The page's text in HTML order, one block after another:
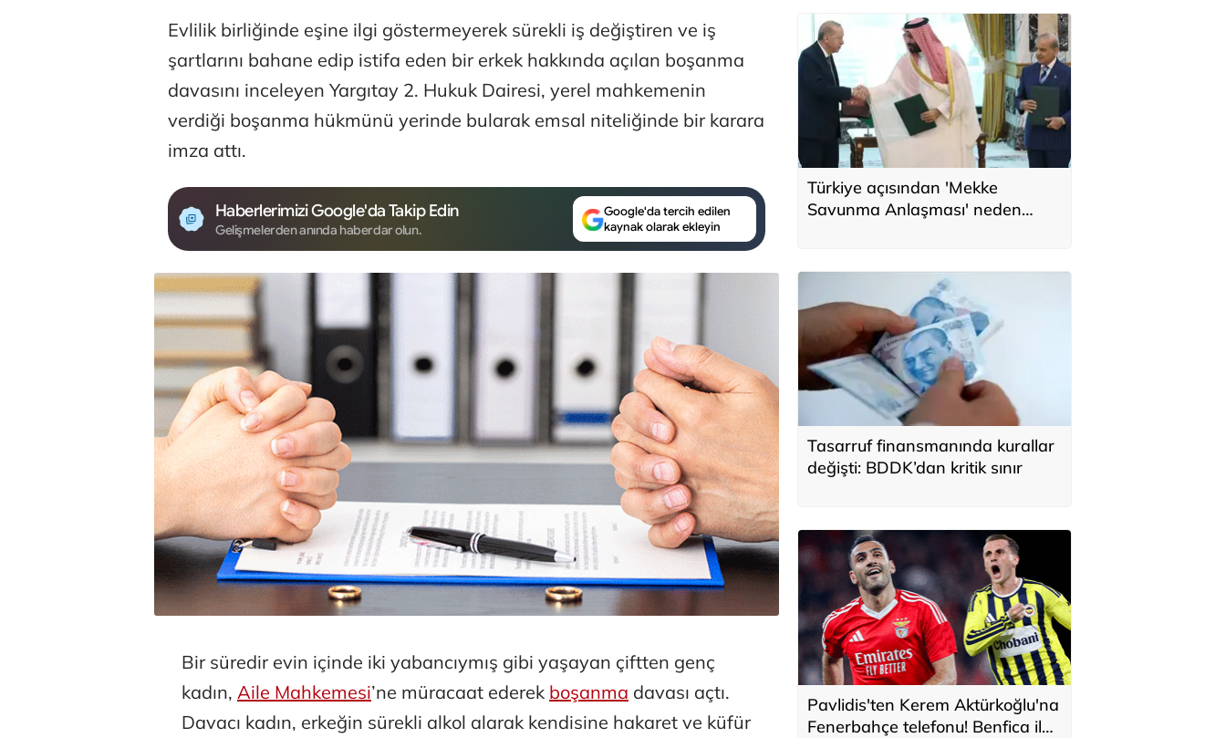
Evlilik birliğinde eşine ilgi göstermeyerek sürekli iş değiştiren ve iş
şartlarını bahane edip istifa eden bir erkek hakkında açılan boşanma
davasını inceleyen Yargıtay 2. Hukuk Dairesi, yerel mahkemenin
verdiği boşanma hükmünü yerinde bularak emsal niteliğinde bir karara
imza attı.
Haberlerimizi Google'da Takip Edin
Gelişmelerden anında haberdar olun.
Google'da tercih edilen
kaynak olarak ekleyin
Bir süredir evin içinde iki yabancıymış gibi yaşayan çiftten genç
kadın, Aile Mahkemesi’ne müracaat ederek boşanma davası açtı.
Davacı kadın, erkeğin sürekli alkol alarak kendisine hakaret ve küfür
Türkiye açısından 'Mekke
Savunma Anlaşması' neden
Tasarruf finansmanında kurallar
değişti: BDDK’dan kritik sınır
Pavlidis'ten Kerem Aktürkoğlu'na
Fenerbahçe telefonu! Benfica ile